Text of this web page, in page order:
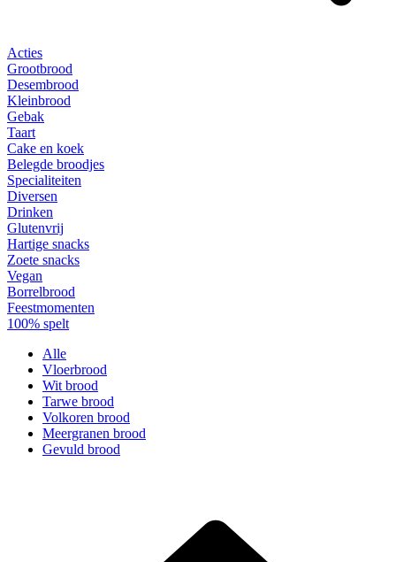
Acties
Grootbrood
Desembrood
Kleinbrood
Gebak
Taart
Cake en koek
Belegde broodjes
Specialiteiten
Diversen
Drinken
Glutenvrij
Hartige snacks
Zoete snacks
Vegan
Borrelbrood
Feestmomenten
100% spelt
Alle
Vloerbrood
Wit brood
Tarwe brood
Volkoren brood
Meergranen brood
Gevuld brood